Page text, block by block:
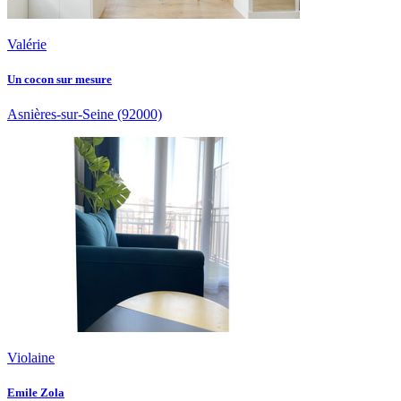
Valérie
Un cocon sur mesure
Asnières-sur-Seine (92000)
Violaine
Emile Zola